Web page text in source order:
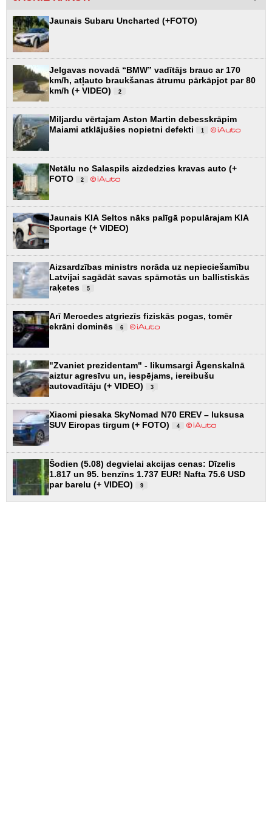
Jaunais Subaru Uncharted (+FOTO)
Jelgavas novadā “BMW” vadītājs brauc ar 170
km/h, atļauto braukšanas ātrumu pārkāpjot par 80
km/h (+ VIDEO)
2
Miljardu vērtajam Aston Martin debesskrāpim
Maiami atklājušies nopietni defekti
1
Netālu no Salaspils aizdedzies kravas auto (+
FOTO
2
Jaunais KIA Seltos nāks palīgā populārajam KIA
Sportage (+ VIDEO)
Aizsardzības ministrs norāda uz nepieciešamību
Latvijai sagādāt savas spārnotās un ballistiskās
raķetes
5
Arī Mercedes atgriezīs fiziskās pogas, tomēr
ekrāni dominēs
6
"Zvaniet prezidentam" - likumsargi Āgenskalnā
aiztur agresīvu un, iespējams, iereibušu
autovadītāju (+ VIDEO)
3
Xiaomi piesaka SkyNomad N70 EREV – luksusa
SUV Eiropas tirgum (+ FOTO)
4
Šodien (5.08) degvielai akcijas cenas: Dīzelis
1.817 un 95. benzīns 1.737 EUR! Nafta 75.6 USD
par barelu (+ VIDEO)
9